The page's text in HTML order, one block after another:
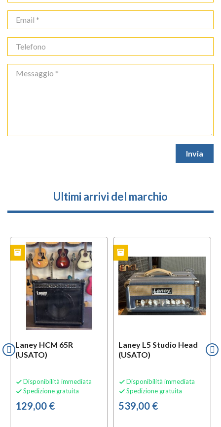
Ultimi arrivi del marchio
Laney HCM 65R
(USATO)
 Disponibilità immediata
 Spedizione gratuita
129,00 €
inventory
Laney L5 Studio Head
(USATO)
 Disponibilità immediata
 Spedizione gratuita
539,00 €
USATO inventory